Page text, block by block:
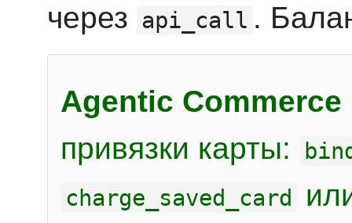
через api_call .
Agentic Commerce
привязки карты:
charge_saved_card